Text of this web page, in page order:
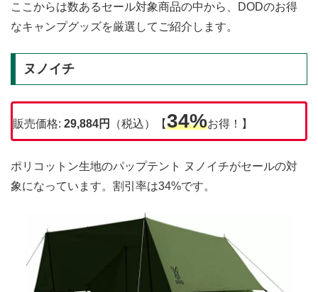
ここからは数あるセール対象商品の中から、DODのお得
なキャンプグッズを厳選してご紹介します。
ヌノイチ
販売価格: 29,884円 （税込）【34%お得！】
ポリコットン生地のパップテント ヌノイチがセールの対
象になっています。割引率は34%です。